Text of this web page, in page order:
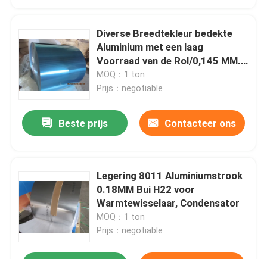
Diverse Breedtekleur bedekte
Aluminium met een laag
Voorraad van de Rol/0,145 MM.
de Blauwe Aluminium Rol
MOQ：1 ton
Prijs：negotiable
Beste prijs Contacteer ons
Legering 8011 Aluminiumstrook
0.18MM Bui H22 voor
Warmtewisselaar, Condensator
MOQ：1 ton
Prijs：negotiable